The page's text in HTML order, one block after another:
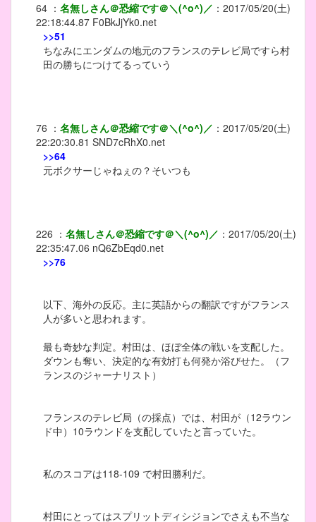
64 ： 名無しさん＠恐縮です＠＼(^o^)／ ： 2017/05/20(土)
22:18:44.87 F0BkJjYk0.net
>>51
ちなみにエンダムの地元のフランスのテレビ局ですら村
田の勝ちにつけてるっていう
76 ： 名無しさん＠恐縮です＠＼(^o^)／ ： 2017/05/20(土)
22:20:30.81 SND7cRhX0.net
>>64
元ボクサーじゃねぇの？そいつも
226 ： 名無しさん＠恐縮です＠＼(^o^)／ ： 2017/05/20(土)
22:35:47.06 nQ6ZbEqd0.net
>>76
以下、海外の反応。主に英語からの翻訳ですがフランス
人が多いと思われます。
最も奇妙な判定。村田は、ほぼ全体の戦いを支配した。
ダウンも奪い、決定的な有効打も何発か浴びせた。（フ
ランスのジャーナリスト）
フランスのテレビ局（の採点）では、村田が（12ラウン
ド中）10ラウンドを支配していたと言っていた。
私のスコアは118-109 で村田勝利だ。
村田にとってはスプリットディシジョンでさえも不当な